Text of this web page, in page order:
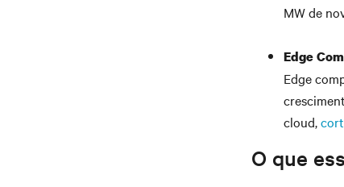
MW de
Edge
Edge
cloud,
O que